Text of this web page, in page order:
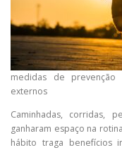
medidas de
externos
Caminhadas, corridas,
ganharam espaço na
hábito traga benefícios